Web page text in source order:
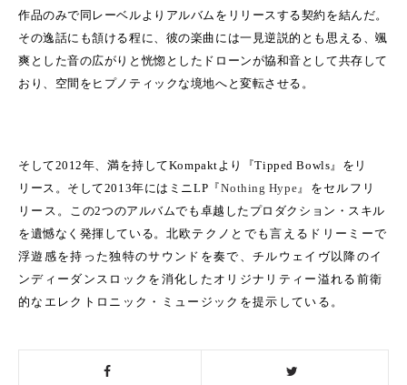
作品のみで同レーベルよりアルバムをリリースする契約を結んだ。
その逸話にも頷ける程に、彼の楽曲には一見逆説的とも思える、颯
爽とした音の広がりと恍惚としたドローンが協和音として共存して
おり、空間をヒプノティックな境地へと変転させる。
そして2012年、満を持してKompaktより『Tipped Bowls』をリ
リース。そして2013年にはミニLP 『Nothing Hype』をセルフリ
リース。 この2つのアルバムでも卓越したプロダクション・スキル
を遺憾なく発揮している。 北欧テクノとでも言えるドリーミーで
浮遊感を持った独特のサウンドを奏で、チルウェイヴ以降のイ
ンディーダンスロックを消化したオリジナリティー溢れる前衛
的なエレクトロニック・ミュージックを提示している。